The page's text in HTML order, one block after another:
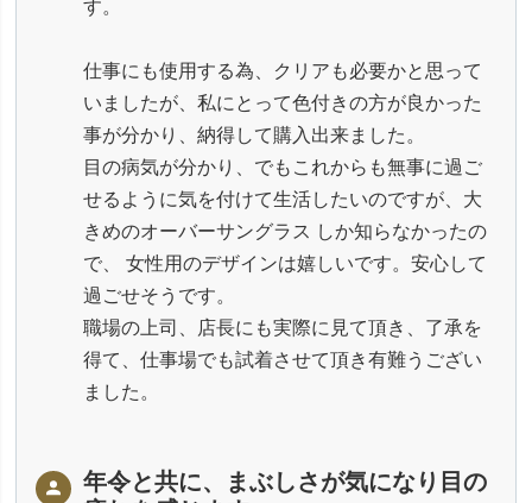
す。
仕事にも使用する為、クリアも必要かと思って
いましたが、私にとって色付きの方が良かった
事が分かり、納得して購入出来ました。
目の病気が分かり、でもこれからも無事に過ご
せるように気を付けて生活したいのですが、大
きめのオーバーサングラス しか知らなかったの
で、 女性用のデザインは嬉しいです。安心して
過ごせそうです。
職場の上司、店長にも実際に見て頂き、了承を
得て、仕事場でも試着させて頂き有難うござい
ました。
年令と共に、まぶしさが気になり目の